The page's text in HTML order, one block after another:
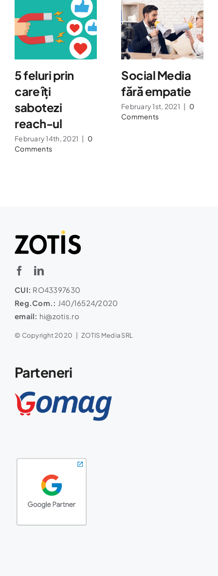
5 feluri prin
care îți
sabotezi
reach-ul
February 14th, 2021 | 0
Comments
Social Media
fără empatie
February 1st, 2021 | 0
Comments
CUI: RO43397630
Reg.Com.: J40/16524/2020
email: hi@zotis.ro
© Copyright 2020 | ZOTIS Media SRL
Parteneri